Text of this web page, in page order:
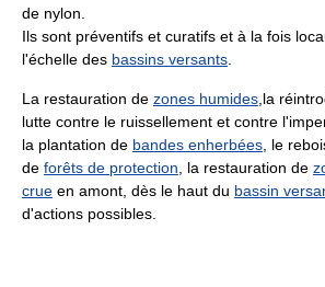
de nylon.
Ils sont préventifs et curatifs et à la fois
l'échelle des bassins versants
La restauration de zones humides ,la
lutte contre le ruissellement et contre
la plantation de bandes enherbées , le
de forêts de protection , la restauration de
crue en amont, dès le haut du bassin
d'actions possibles.